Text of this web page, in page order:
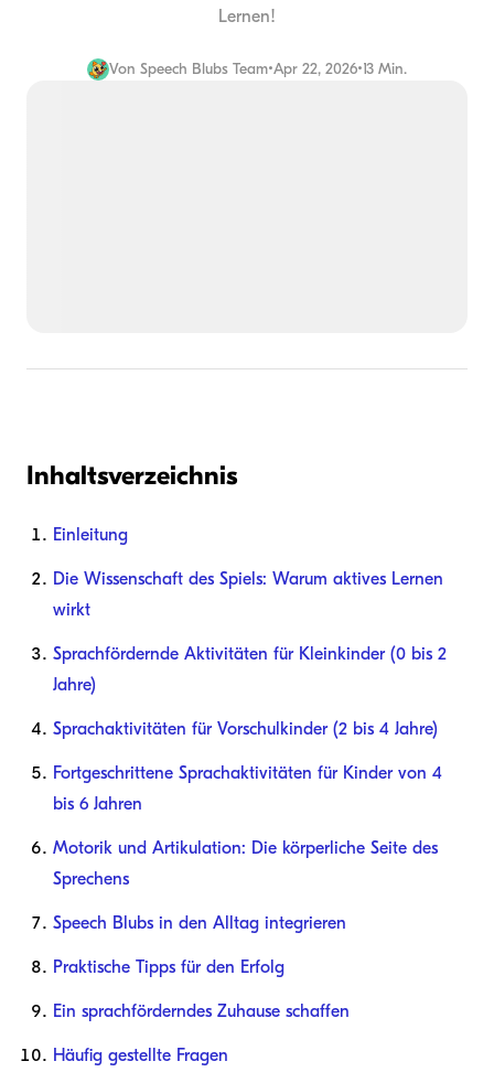
Lernen!
Von Speech Blubs Team•Apr 22, 2026•13 Min.
Inhaltsverzeichnis
Einleitung
Die Wissenschaft des Spiels: Warum aktives Lernen
wirkt
Sprachfördernde Aktivitäten für Kleinkinder (0 bis 2
Jahre)
Sprachaktivitäten für Vorschulkinder (2 bis 4 Jahre)
Fortgeschrittene Sprachaktivitäten für Kinder von 4
bis 6 Jahren
Motorik und Artikulation: Die körperliche Seite des
Sprechens
Speech Blubs in den Alltag integrieren
Praktische Tipps für den Erfolg
Ein sprachförderndes Zuhause schaffen
Häufig gestellte Fragen